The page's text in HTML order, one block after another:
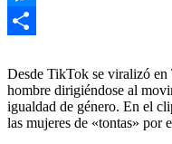
Messenger
Desde TikTok se viralizó
hombre dirigiéndose al
igualdad de género. En el
las mujeres de «tontas» por